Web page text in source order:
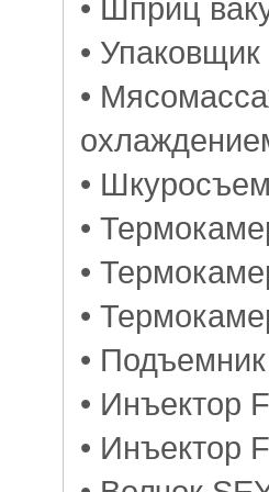
• Шприц
•
•
•
•
•
•
•
• Инъектор
• Инъектор